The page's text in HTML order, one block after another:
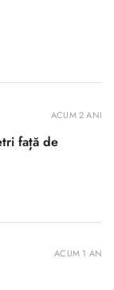
față de
ACUM 2 ANI
ACUM 1 AN